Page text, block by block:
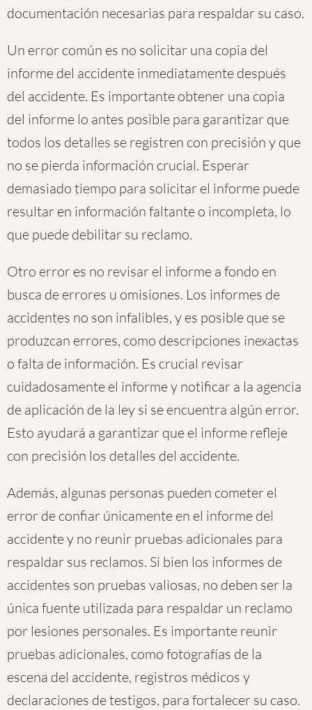
documentación necesarias para respaldar su caso.
Un error común es no solicitar una copia del
informe del accidente inmediatamente después
del accidente. Es importante obtener una copia
del informe lo antes posible para garantizar que
todos los detalles se registren con precisión y que
no se pierda información crucial. Esperar
demasiado tiempo para solicitar el informe puede
resultar en información faltante o incompleta, lo
que puede debilitar su reclamo.
Otro error es no revisar el informe a fondo en
busca de errores u omisiones. Los informes de
accidentes no son infalibles, y es posible que se
produzcan errores, como descripciones inexactas
o falta de información. Es crucial revisar
cuidadosamente el informe y notificar a la agencia
de aplicación de la ley si se encuentra algún error.
Esto ayudará a garantizar que el informe refleje
con precisión los detalles del accidente.
Además, algunas personas pueden cometer el
error de confiar únicamente en el informe del
accidente y no reunir pruebas adicionales para
respaldar sus reclamos. Si bien los informes de
accidentes son pruebas valiosas, no deben ser la
única fuente utilizada para respaldar un reclamo
por lesiones personales. Es importante reunir
pruebas adicionales, como fotografías de la
escena del accidente, registros médicos y
declaraciones de testigos, para fortalecer su caso.